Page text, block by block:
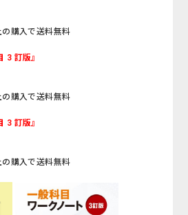
購入で送料無料
3 訂版』
購入で送料無料
3 訂版』
購入で送料無料